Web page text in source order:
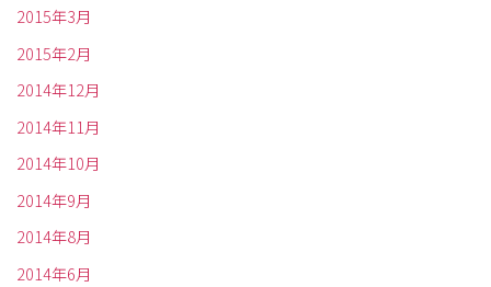
2015年3月
2015年2月
2014年12月
2014年11月
2014年10月
2014年9月
2014年8月
2014年6月